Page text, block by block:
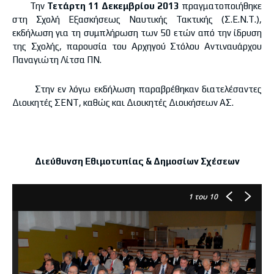
Την Τετάρτη 11 Δεκεμβρίου 2013 πραγματοποιήθηκε
στη Σχολή Εξασκήσεως Ναυτικής Τακτικής (Σ.Ε.Ν.Τ.),
εκδήλωση για τη συμπλήρωση των 50 ετών από την ίδρυση
της Σχολής, παρουσία του Αρχηγού Στόλου Αντιναυάρχου
Παναγιώτη Λίτσα ΠΝ.
Στην εν λόγω εκδήλωση παραβρέθηκαν διατελέσαντες
Διοικητές ΣΕΝΤ, καθώς και Διοικητές Διοικήσεων ΑΣ.
Διεύθυνση Εθιμοτυπίας & Δημοσίων Σχέσεων
1 του 10